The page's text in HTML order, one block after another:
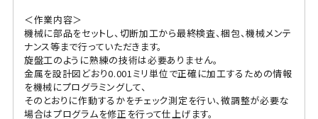
＜作業内容＞
機械に部品をセットし、切断加工から最終検査、梱包、機械メンテ
ナンス等まで行っていただきます。
旋盤工のように熟練の技術は必要ありません。
金属を設計図どおり0.001ミリ単位で正確に加工するための情報
を機械にプログラミングして、
そのとおりに作動するかをチェック測定を行い、微調整が必要な
場合はプログラムを修正を行って仕上げます。